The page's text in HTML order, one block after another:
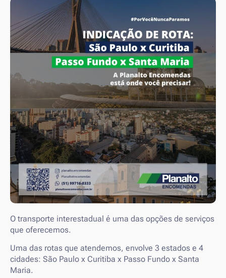
O transporte interestadual é uma das opções de serviços
que oferecemos.
Uma das rotas que atendemos, envolve 3 estados e 4
cidades: São Paulo x Curitiba x Passo Fundo x Santa
Maria.